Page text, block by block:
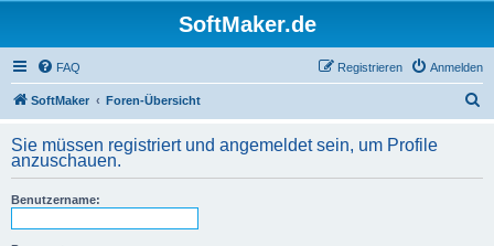
SoftMaker.de
FAQ Anmelden
Registrieren
SoftMaker Foren-Übersicht
h
Sie müssen registriert und angemeldet sein, um Profile
anzuschauen.
Benutzername: